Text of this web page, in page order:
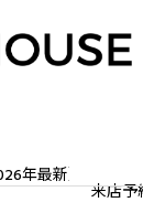
販売実
個人の
来店予
の不動産資産価値
年最新】渋谷駅